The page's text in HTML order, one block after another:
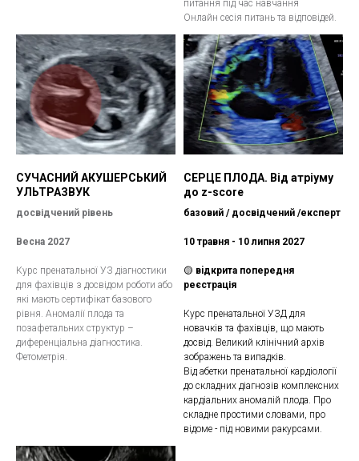
питання під час навчання
Онлайн сесія питань та відповідей.
СУЧАСНИЙ АКУШЕРСЬКИЙ
УЛЬТРАЗВУК
досвідчений рівень
Весна 2027
Курс пренатальної УЗ діагностики
для фахівців з досвідом роботи або
які мають сертифікат базового
рівня. Аномалії плода та
позафетальних структур –
диференціальна діагностика.
Фетометрія.
СЕРЦЕ ПЛОДА. Від атріуму
до z-score
базовий / досвідчений /експерт
10 травня - 10 липня 2027
🟡 вiдкрита попередня
реєстрація
Курс пренатальної УЗД для
новачків та фахівців, що мають
досвід. Великий клінічний архів
зображень та випадків.
Від абетки пренатальної кардіології
до складних діагнозів комплексних
кардіальних аномалій плода. Про
складне простими словами, про
відоме - під новими ракурсами.